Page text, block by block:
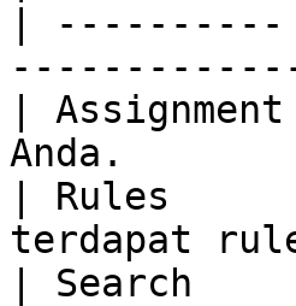
|
|
Anda.
| Rules      |
terdapat
| Search